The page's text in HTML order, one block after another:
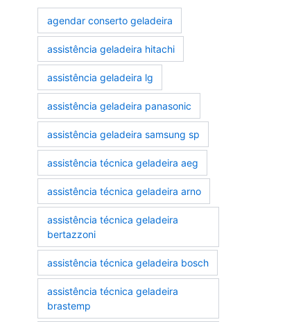
agendar conserto geladeira
assistência geladeira hitachi
assistência geladeira lg
assistência geladeira panasonic
assistência geladeira samsung sp
assistência técnica geladeira aeg
assistência técnica geladeira arno
assistência técnica geladeira
bertazzoni
assistência técnica geladeira bosch
assistência técnica geladeira
brastemp